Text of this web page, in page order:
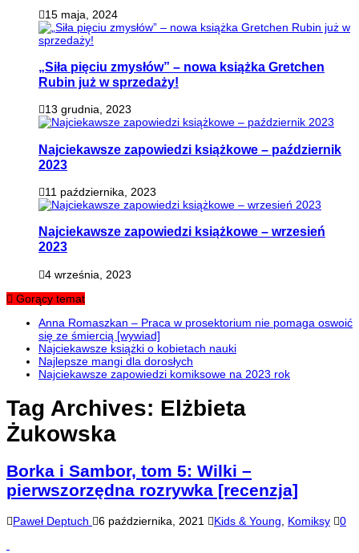
15 maja, 2024
„Siła pięciu zmysłów” – nowa książka Gretchen
Rubin już w sprzedaży!
13 grudnia, 2023
Najciekawsze zapowiedzi książkowe – październik
2023
11 października, 2023
Najciekawsze zapowiedzi książkowe – wrzesień
2023
4 września, 2023
Gorący temat
Anna Romaszkan – Praca w prosektorium nie pomaga oswoić
się ze śmiercią [wywiad]
Najciekawsze książki o kobietach nauki
Najlepsze mangi dla dorosłych
Najciekawsze zapowiedzi komiksowe na 2023 rok
Tag Archives: Elżbieta
Żukowska
Borka i Sambor, tom 5: Wilki –
pierwszorzędna rozrywka [recenzja]
Paweł Deptuch 6 października, 2021 Kids & Young Komiksy 0